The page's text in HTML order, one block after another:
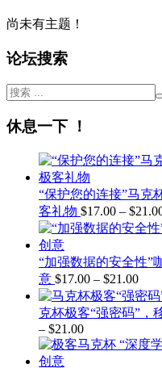
尚未有主题！
论坛搜索
休息一下 ！
“保护您的连接”马克
客礼物 $17.00 – $
“加强数据的安全性”
意 $17.00 – $21.00价
格
范
克杯极客“强密码”，
– $21.00价
格